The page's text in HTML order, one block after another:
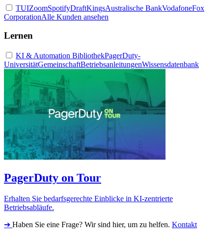
TUIZoomSpotifyDraftKingsAustralische BankVodafoneFox
CorporationAlle Kunden ansehen
Lernen
KI & Automation BibliothekPagerDuty-
UniversitätGemeinschaftBetriebsanleitungenWissensdatenbank
PagerDuty on Tour
Erhalten Sie bedarfsgerechte Einblicke in KI-zentrierte
Betriebsabläufe.
➔ Haben Sie eine Frage? Wir sind hier, um zu helfen. Kontakt